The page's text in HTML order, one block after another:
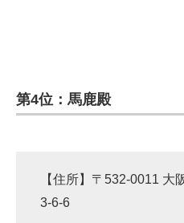
第4位：馬鹿殿
【住所】〒532-0011 大
3-6-6